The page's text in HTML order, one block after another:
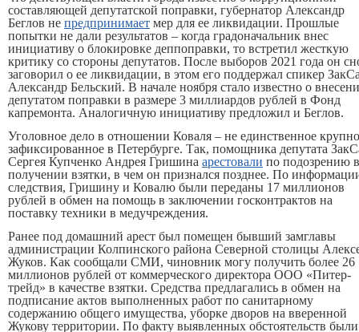
составляющей депутатской поправки, губернатор Александр
Беглов не предпринимает мер для ее ликвидации. Прошлые
попытки не дали результатов – когда градоначальник внес
инициативу о блокировке деппоправки, то встретил жесткую
критику со стороны депутатов. После выборов 2021 года он
заговорил о ее ликвидации, в этом его поддержал спикер
Александр Бельский. В начале ноября стало известно о
депутатом поправки в размере 3 миллиардов рублей в Фонд
капремонта. Аналогичную инициативу предложил и Беглов.
Уголовное дело в отношении Коваля – не единственное
зафиксированное в Петербурге. Так, помощника депутата
Сергея Купченко Андрея Гришина арестовали по подозрению в
получении взятки, в чем он признался позднее. По
следствия, Гришину и Ковалю были переданы 17 миллионов
рублей в обмен на помощь в заключении госконтрактов на
поставку техники в медучреждения.
Ранее под домашний арест был помещен бывший замглавы
администрации Колпинского района Северной столицы
Жуков. Как сообщали СМИ, чиновник могу получить более 26
миллионов рублей от коммерческого директора ООО «Питер-
трейд» в качестве взятки. Средства предлагались в обмен на
подписание актов выполненных работ по санитарному
содержанию общего имущества, уборке дворов на вверенной
Жукову территории. По факту выявленных обстоятельств были